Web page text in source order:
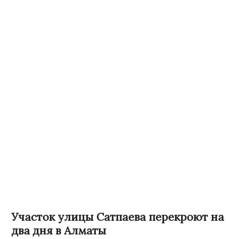
Участок улицы Сатпаева перекроют на
два дня в Алматы